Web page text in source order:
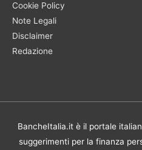
Cookie Policy
Note Legali
Disclaimer
Redazione
BancheItalia.it è il portale
suggerimenti per la finanza